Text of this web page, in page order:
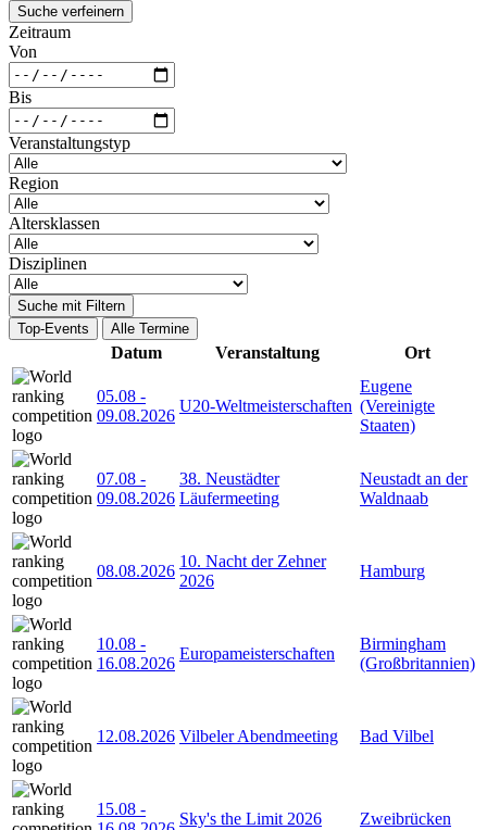
Suche verfeinern
Zeitraum
Von
Bis
Veranstaltungstyp
Region
Altersklassen
Disziplinen
Suche mit Filtern
Top-Events
Alle Termine
Datum Veranstaltung Ort
05.08 -
09.08.2026
U20-Weltmeisterschaften
Eugene
(Vereinigte
Staaten)
07.08 -
09.08.2026
38. Neustädter
Läufermeeting
Neustadt an der
Waldnaab
08.08.2026
10. Nacht der Zehner
2026
Hamburg
10.08 -
16.08.2026
Europameisterschaften
Birmingham
(Großbritannien)
12.08.2026 Vilbeler Abendmeeting Bad Vilbel
15.08 -
Sky's the Limit 2026 Zweibrücken